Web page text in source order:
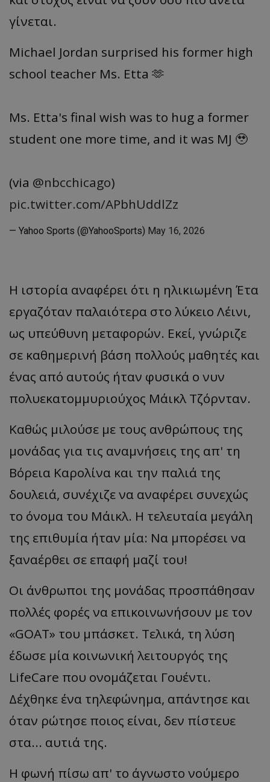
γίνεται.
Michael Jordan surprised his former high
school teacher Ms. Etta 🫶
Ms. Etta's final wish was to hug a former
student one more time, and it was MJ 🥹
(via @nbcchicago)
pic.twitter.com/APbhUddlZz
— Yahoo Sports (@YahooSports) May 16, 2026
Η ιστορία αναφέρει ότι η ηλικιωμένη Έτα
εργαζόταν παλαιότερα στο λύκειο Λέινι,
ως υπεύθυνη μεταφορών. Εκεί, γνώριζε
σε καθημερινή βάση πολλούς μαθητές και
ένας από αυτούς ήταν φυσικά ο νυν
πολυεκατομμυριούχος Μάικλ Τζόρνταν.
Καθώς μιλούσε με τους ανθρώπους της
μονάδας για τις αναμνήσεις της απ' τη
Βόρεια Καρολίνα και την παλιά της
δουλειά, συνέχιζε να αναφέρει συνεχώς
το όνομα του Μάικλ. Η τελευταία μεγάλη
της επιθυμία ήταν μία: Να μπορέσει να
ξαναέρθει σε επαφή μαζί του!
Οι άνθρωποι της μονάδας προσπάθησαν
πολλές φορές να επικοινωνήσουν με τον
«GOAT» του μπάσκετ. Τελικά, τη λύση
έδωσε μία κοινωνική λειτουργός της
LifeCare που ονομάζεται Γουέντι.
Δέχθηκε ένα τηλεφώνημα, απάντησε και
όταν ρώτησε ποιος είναι, δεν πίστευε
στα... αυτιά της.
Η φωνή πίσω απ' το άγνωστο νούμερο